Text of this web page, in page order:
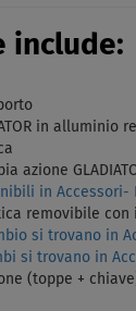
include:
in alluminio
azione
in Accessori-
removibile con
si trovano in
si trovano in
(toppe +